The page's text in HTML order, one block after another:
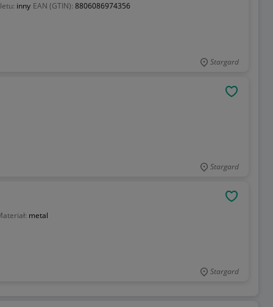
inny EAN (GTIN): 8806086974356
Stargard
Stargard
metal
Stargard